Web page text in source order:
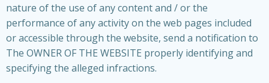
nature of the use of any content and / or the
performance of any activity on the web pages included
or accessible through the website, send a notification to
The OWNER OF THE WEBSITE properly identifying and
specifying the alleged infractions.